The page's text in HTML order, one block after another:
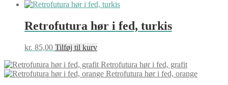
Retrofutura hør i fed, turkis
kr. 85,00 Tilføj til kurv
Retrofutura hør i fed, grafit
Retrofutura hør i fed, orange